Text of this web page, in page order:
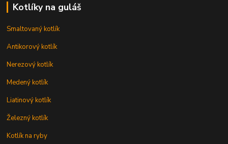
Kotlíky na guláš
Smaltovaný kotlík
Antikorový kotlík
Nerezový kotlík
Medený kotlík
Liatinový kotlík
Železný kotlík
Kotlík na ryby